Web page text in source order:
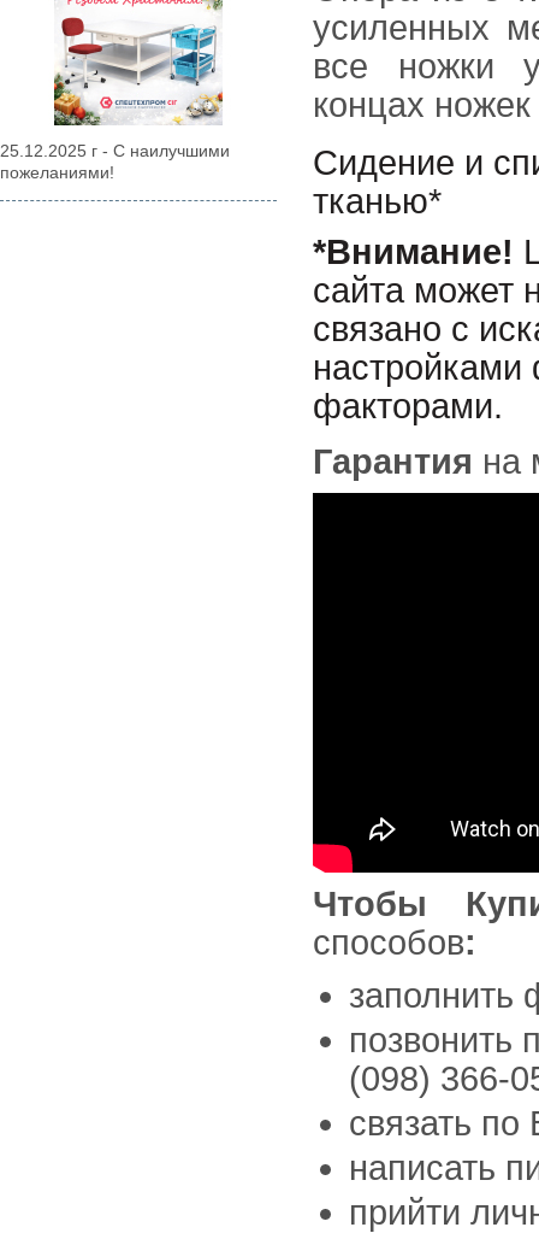
25.12.2025 г - С наилучшими
пожеланиями!
усиленных
все ножки
концах
Сидение и
тканью*
*Внимание!
сайта может
связано с
настройками
факторами.
Гарантия на
Чтобы
способов:
заполнить
позвонить
(098) 366-
связать
написать
прийти